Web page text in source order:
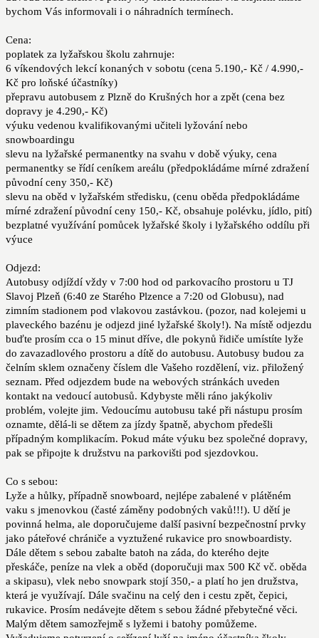
bychom Vás informovali i o náhradních termínech.
Cena:
poplatek za lyžařskou školu zahrnuje:
6 víkendových lekcí konaných v sobotu (cena 5.190,- Kč / 4.990,-
Kč pro loňské účastníky)
přepravu autobusem z Plzně do Krušných hor a zpět (cena bez
dopravy je 4.290,- Kč)
výuku vedenou kvalifikovanými učiteli lyžování nebo
snowboardingu
slevu na lyžařské permanentky na svahu v době výuky, cena
permanentky se řídí ceníkem areálu (předpokládáme mírné zdražení
původní ceny 350,- Kč)
slevu na oběd v lyžařském středisku, (cenu oběda předpokládáme
mírné zdražení původní ceny 150,- Kč, obsahuje polévku, jídlo, pití)
bezplatné využívání pomůcek lyžařské školy i lyžařského oddílu při
výuce
Odjezd:
Autobusy odjíždí vždy v 7:00 hod od parkovacího prostoru u TJ
Slavoj Plzeň (6:40 ze Starého Plzence a 7:20 od Globusu), nad
zimním stadionem pod vlakovou zastávkou. (pozor, nad kolejemi u
plaveckého bazénu je odjezd jiné lyžařské školy!). Na místě odjezdu
buďte prosím cca o 15 minut dříve, dle pokynů řidiče umístíte lyže
do zavazadlového prostoru a dítě do autobusu. Autobusy budou za
čelním sklem označeny číslem dle Vašeho rozdělení, viz. přiložený
seznam. Před odjezdem bude na webových stránkách uveden
kontakt na vedoucí autobusů. Kdybyste měli ráno jakýkoliv
problém, volejte jim. Vedoucímu autobusu také při nástupu prosím
oznamte, dělá-li se dětem za jízdy špatně, abychom předešli
případným komplikacím. Pokud máte výuku bez společné dopravy,
pak se připojte k družstvu na parkovišti pod sjezdovkou.
Co s sebou:
Lyže a hůlky, případně snowboard, nejlépe zabalené v plátěném
vaku s jmenovkou (časté záměny podobných vaků!!!). U dětí je
povinná helma, ale doporučujeme další pasivní bezpečnostní prvky
jako páteřové chrániče a vyztužené rukavice pro snowboardisty.
Dále dětem s sebou zabalte batoh na záda, do kterého dejte
přeskáče, peníze na vlek a oběd (doporučuji max 500 Kč vč. oběda
a skipasu), vlek nebo snowpark stojí 350,- a platí ho jen družstva,
která je využívají. Dále svačinu na celý den i cestu zpět, čepici,
rukavice. Prosím nedávejte dětem s sebou žádné přebytečné věci.
Malým dětem samozřejmě s lyžemi i batohy pomůžeme.